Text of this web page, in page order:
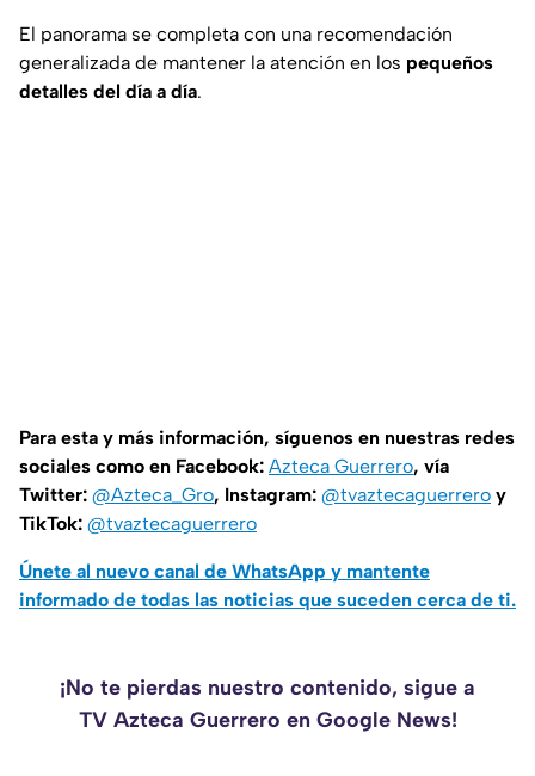
El panorama se completa con una recomendación
generalizada de mantener la atención en los pequeños
detalles del día a día.
Para esta y más información, síguenos en nuestras redes
sociales como en Facebook: Azteca Guerrero, vía
Twitter: @Azteca_Gro, Instagram: @tvaztecaguerrero y
TikTok: @tvaztecaguerrero
Únete al nuevo canal de WhatsApp y mantente
informado de todas las noticias que suceden cerca de ti.
¡No te pierdas nuestro contenido, sigue a
TV Azteca Guerrero en Google News!